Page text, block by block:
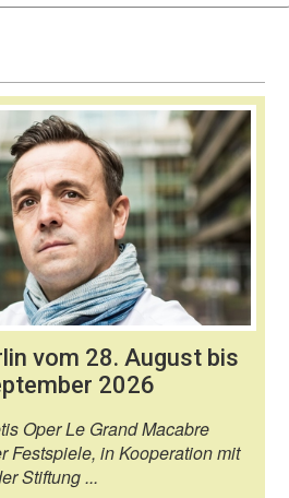
vom 28. August bis
2026
Oper Le Grand Macabre
Festspiele, in Kooperation mit
Stiftung ...